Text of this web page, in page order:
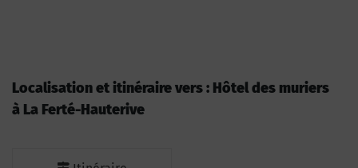
Localisation et itinéraire vers : Hôtel des muriers
à La Ferté-Hauterive